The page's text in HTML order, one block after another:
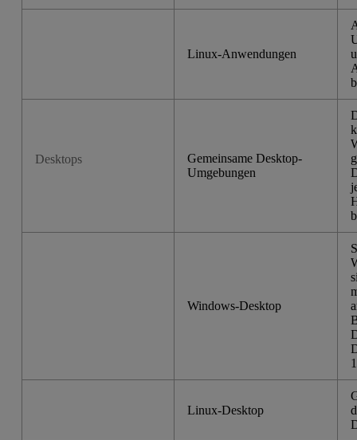
Linux-Anwendungen
Desktops
Gemeinsame Desktop-
Umgebungen
Windows-Desktop
Linux-Desktop